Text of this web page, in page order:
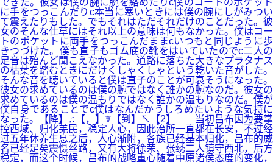
できた。彼女は僕の腕に腕を絡めたりc僕のコートのポケット
に手をつっこんだりc本当に寒いときには僕の腕にしがみつい
て震えたりもした。でもそれはただそれだけのことだった。彼
女のそんな仕草にはそれ以上の意味は何もなかった。僕はコー
トのポケットに両手をつっこんだままcいつもと同じように歩
きつづけた。僕も直子もゴム底の靴をはいていたのでc二人の
足音は殆んど聞こえなかった。道路に落ちた大きなプラタナス
の枯葉を踏むときにだけくしゃくしゃという乾いた音がした。
そんな音を聴いていると僕は直子のことが可哀そうになった。
彼女の求めているのは僕の腕ではなく誰かの腕なのだ。彼女の
求めているのは僕の温もりではなく誰かの温もりなのだ。僕が
僕自身であることでc僕はなんだかうしろめたいような気持に
なった。【降】♫【，】☤【到】↖【2】 当初吕布因为要掌
控西域、归化羌民，稳定人心，因此治所一直都在长安，不过经
过五年休养生息之后，人心渐附，各族已经基本归化，吕布的威
名已经足矣震慑丝路，又有大将徐荣、张绣二人镇守西北，后方
稳定，而这个时候，吕布的战略重心随着中原诸侯态度的变化，